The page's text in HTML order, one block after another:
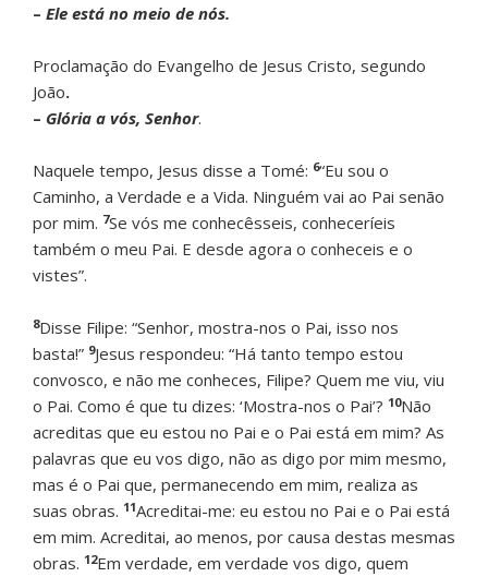
– Ele está no meio de nós.
Proclamação do Evangelho de Jesus Cristo, segundo
João.
– Glória a vós, Senhor.
Naquele tempo, Jesus disse a Tomé: 6“Eu sou o
Caminho, a Verdade e a Vida. Ninguém vai ao Pai senão
por mim. 7Se vós me conhecêsseis, conheceríeis
também o meu Pai. E desde agora o conheceis e o
vistes”.
8Disse Filipe: “Senhor, mostra-nos o Pai, isso nos
basta!” 9Jesus respondeu: “Há tanto tempo estou
convosco, e não me conheces, Filipe? Quem me viu, viu
o Pai. Como é que tu dizes: ‘Mostra-nos o Pai’? 10Não
acreditas que eu estou no Pai e o Pai está em mim? As
palavras que eu vos digo, não as digo por mim mesmo,
mas é o Pai que, permanecendo em mim, realiza as
suas obras. 11Acreditai-me: eu estou no Pai e o Pai está
em mim. Acreditai, ao menos, por causa destas mesmas
obras. 12Em verdade, em verdade vos digo, quem